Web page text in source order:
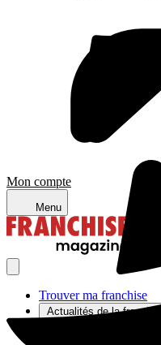
Mon compte
Menu
Trouver ma franchise
Actualités de la franchise